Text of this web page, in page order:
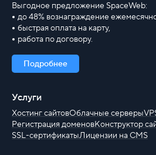
Выгодное предложение SpaceWeb:
до 48% вознаграждение
быстрая оплата на карту,
работа по договору.
Подробнее
Услуги
Хостинг сайтовОблачные серверы
Регистрация доменовКонструктор
SSL-сертификатыЛицензии на CMS